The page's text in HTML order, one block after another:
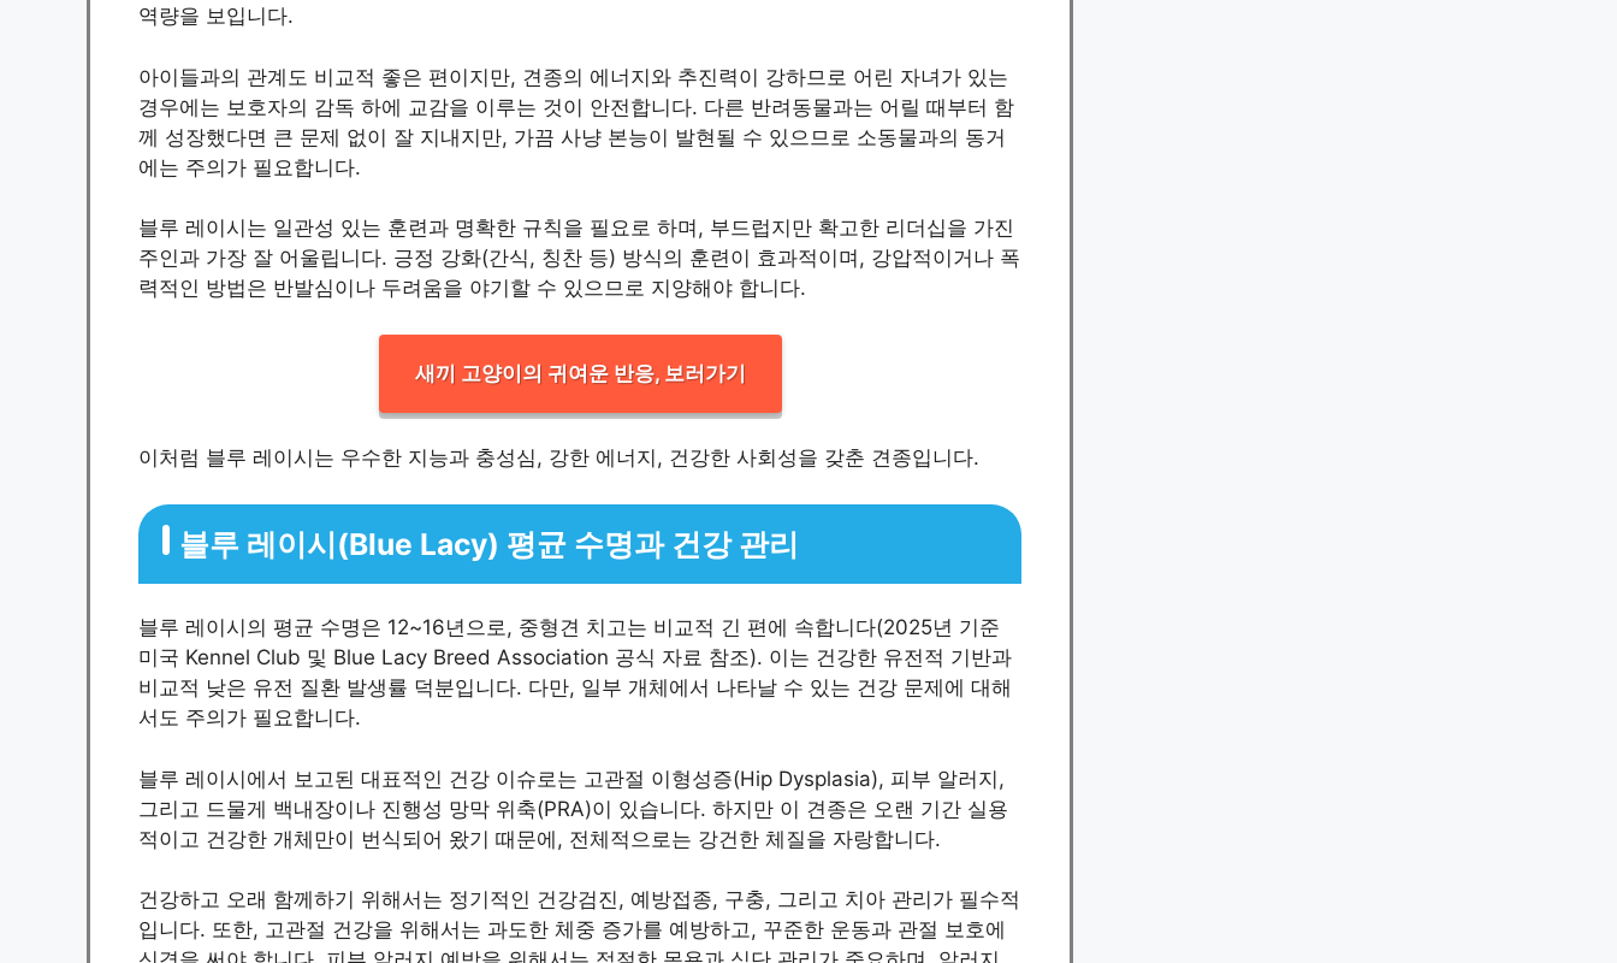
역량을 보입니다.
아이들과의 관계도 비교적 좋은 편이지만, 견종의 에너지와 추진력이 강하므로 어린 자녀가 있는
경우에는 보호자의 감독 하에 교감을 이루는 것이 안전합니다. 다른 반려동물과는 어릴 때부터 함
께 성장했다면 큰 문제 없이 잘 지내지만, 가끔 사냥 본능이 발현될 수 있으므로 소동물과의 동거
에는 주의가 필요합니다.
블루 레이시는 일관성 있는 훈련과 명확한 규칙을 필요로 하며, 부드럽지만 확고한 리더십을 가진
주인과 가장 잘 어울립니다. 긍정 강화(간식, 칭찬 등) 방식의 훈련이 효과적이며, 강압적이거나 폭
력적인 방법은 반발심이나 두려움을 야기할 수 있으므로 지양해야 합니다.
새끼 고양이의 귀여운 반응, 보러가기
이처럼 블루 레이시는 우수한 지능과 충성심, 강한 에너지, 건강한 사회성을 갖춘 견종입니다.
블루 레이시(Blue Lacy) 평균 수명과 건강 관리
블루 레이시의 평균 수명은 12~16년으로, 중형견 치고는 비교적 긴 편에 속합니다(2025년 기준
미국 Kennel Club 및 Blue Lacy Breed Association 공식 자료 참조). 이는 건강한 유전적 기반과
비교적 낮은 유전 질환 발생률 덕분입니다. 다만, 일부 개체에서 나타날 수 있는 건강 문제에 대해
서도 주의가 필요합니다.
블루 레이시에서 보고된 대표적인 건강 이슈로는 고관절 이형성증(Hip Dysplasia), 피부 알러지,
그리고 드물게 백내장이나 진행성 망막 위축(PRA)이 있습니다. 하지만 이 견종은 오랜 기간 실용
적이고 건강한 개체만이 번식되어 왔기 때문에, 전체적으로는 강건한 체질을 자랑합니다.
건강하고 오래 함께하기 위해서는 정기적인 건강검진, 예방접종, 구충, 그리고 치아 관리가 필수적
입니다. 또한, 고관절 건강을 위해서는 과도한 체중 증가를 예방하고, 꾸준한 운동과 관절 보호에